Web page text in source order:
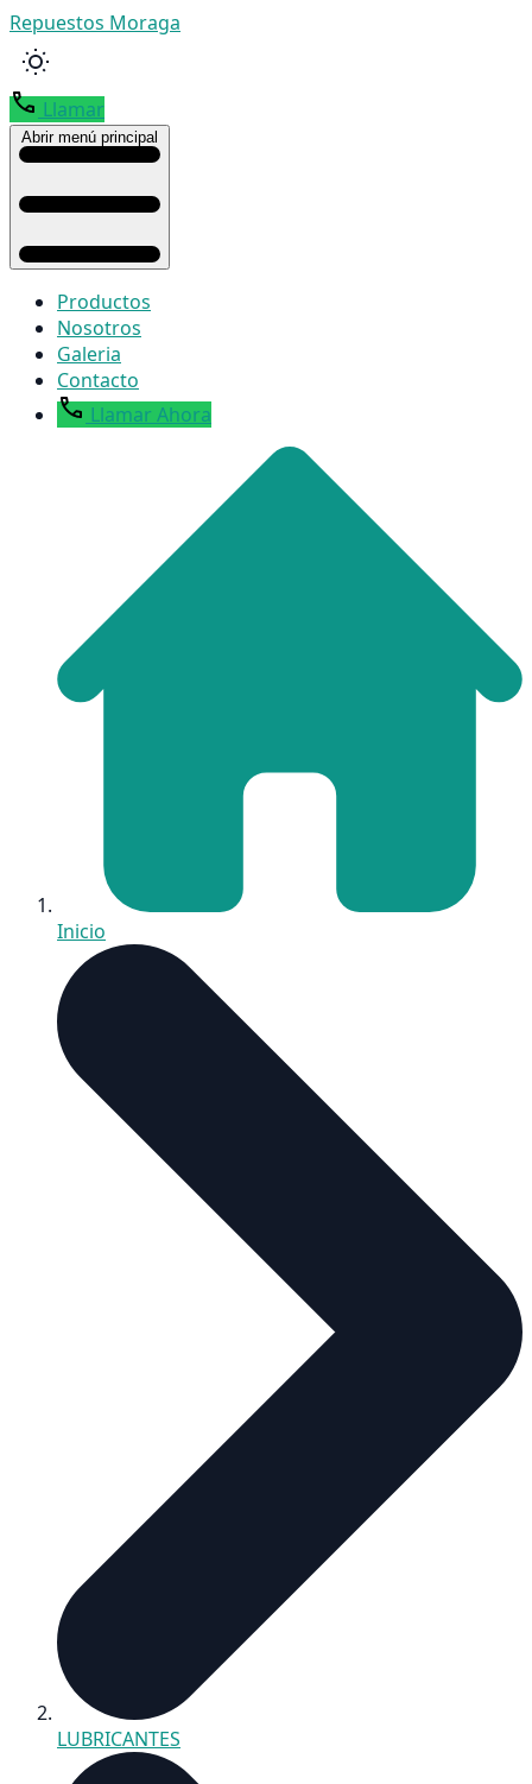
Repuestos Moraga
Llamar
Abrir menú principal
Productos
Nosotros
Galeria
Contacto
Llamar Ahora
Inicio
LUBRICANTES